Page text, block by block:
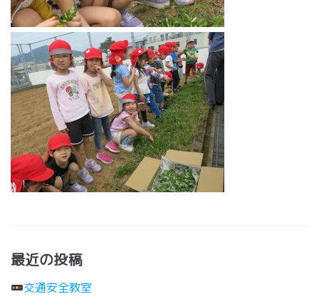
最近の投稿
交通安全教室